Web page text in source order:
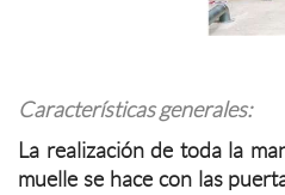
Características generales:
La realización de toda la
muelle se hace con las